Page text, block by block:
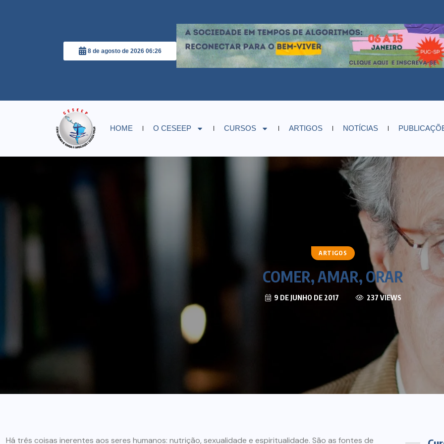
8 de agosto de 2026 06:26
HOME O CESEEP CURSOS ARTIGOS NOTÍCIAS
ARTIGOS
COMER, AMAR, ORAR
9 DE JUNHO DE 2017 237 VIEWS
Há três coisas inerentes aos seres humanos: nutrição, sexualidade e espiritualidade. São as fontes de